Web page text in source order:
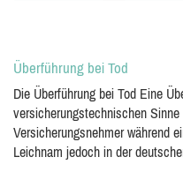
Überführung bei Tod
Die Überführung bei Tod Eine
versicherungstechnischen
Versicherungsnehmer während
Leichnam jedoch in der